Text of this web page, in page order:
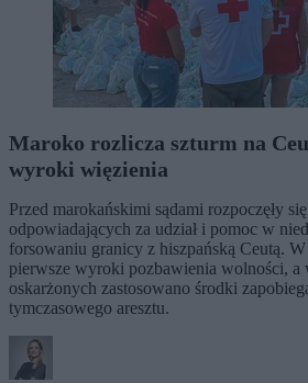
Maroko rozlicza szturm na
wyroki więzienia
Przed marokańskimi sądami rozpoczęły
odpowiadających za udział i pomoc w
forsowaniu granicy z hiszpańską Ceutą.
pierwsze wyroki pozbawienia wolności, a
oskarżonych zastosowano środki
tymczasowego aresztu.